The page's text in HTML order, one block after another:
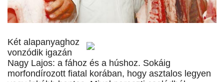
Két alapanyaghoz
vonzódik igazán
Nagy Lajos: a fához és a húshoz. Sokáig
morfondírozott fiatal korában, hogy asztalos legyen